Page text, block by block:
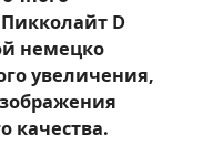
D
немецко
увеличения,
качества.